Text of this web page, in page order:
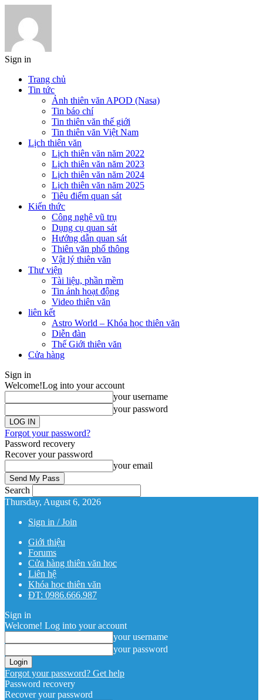
Sign in
Trang chủ
Tin tức
Ảnh thiên văn APOD (Nasa)
Tin báo chí
Tin thiên văn thế giới
Tin thiên văn Việt Nam
Lịch thiên văn
Lịch thiên văn năm 2022
Lịch thiên văn năm 2023
Lịch thiên văn năm 2024
Lịch thiên văn năm 2025
Tiêu điểm quan sát
Kiến thức
Công nghệ vũ trụ
Dụng cụ quan sát
Hướng dẫn quan sát
Thiên văn phổ thông
Vật lý thiên văn
Thư viện
Tài liệu, phần mềm
Tin ảnh hoạt động
Video thiên văn
liên kết
Astro World – Khóa học thiên văn
Diễn đàn
Thế Giới thiên văn
Cửa hàng
Sign in
Welcome!Log into your account
your username
your password
Forgot your password?
Password recovery
Recover your password
your email
Search
Thursday, August 6, 2026
Sign in / Join
Giới thiệu
Forums
Cửa hàng thiên văn học
Liên hệ
Khóa học thiên văn
ĐT: 0986.666.987
Sign in
Welcome! Log into your account
your username
your password
Forgot your password? Get help
Password recovery
Recover your password